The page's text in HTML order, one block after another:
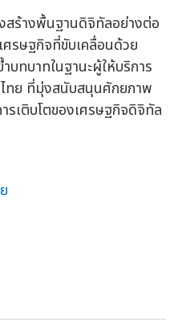
ร้างพื้นฐานดิจิทัลอย่างต่อ
ศรษฐกิจที่ขับเคลื่อนด้วย
บทบาทในฐานะผู้ให้บริการ
ย ที่มุ่งสนับสนุนศักยภาพ
รเติบโตของเศรษฐกิจดิจิทัล